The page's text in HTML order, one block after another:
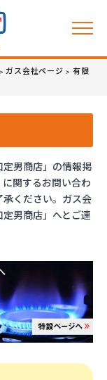
>ガス会社ページ > 有限
男商店」の情報掲
関するお問い合わ
ください。ガス会
男商店」へとご連